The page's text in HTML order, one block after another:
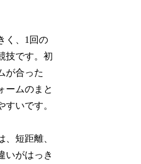
く、1回の
技です。初
が合った
ームのまと
すいです。
、短距離、
いがはっき